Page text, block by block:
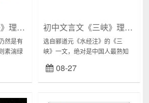
初中文言文《三峡》理解之异（二）
然是有
素湍绿
可以这
降雨较
初中文言文《三峡》理解之异
选自郦道元《水经注》的《三
峡》一文，绝对是中国人最熟知
新版（教育部2017年审定）初中
语文教材时，却对其中一句解释
08-27